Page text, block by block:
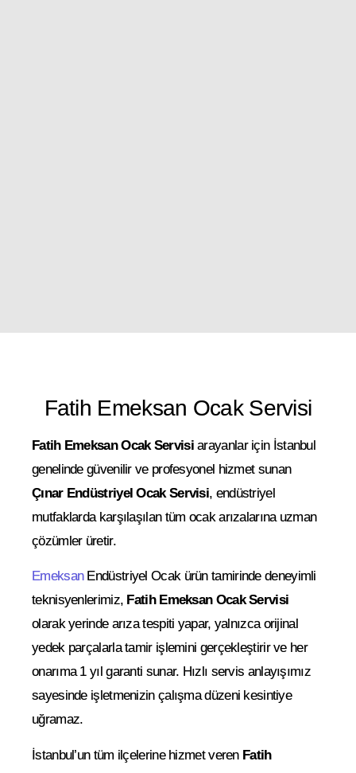
Fatih Emeksan Ocak Servisi
Fatih Emeksan Ocak Servisiarayanlar için İstanbul
genelinde güvenilir ve profesyonel hizmet sunan
Çınar Endüstriyel Ocak Servisi, endüstriyel
mutfaklarda karşılaşılan tüm ocak arızalarına uzman
çözümler üretir.
EmeksanEndüstriyel Ocak ürün tamirinde deneyimli
teknisyenlerimiz, Fatih Emeksan Ocak Servisi
olarak yerinde arıza tespiti yapar, yalnızca orijinal
yedek parçalarla tamir işlemini gerçekleştirir ve her
onarıma 1 yıl garanti sunar. Hızlı servis anlayışımız
sayesinde işletmenizin çalışma düzeni kesintiye
uğramaz.
İstanbul’un tüm ilçelerine hizmet veren Fatih